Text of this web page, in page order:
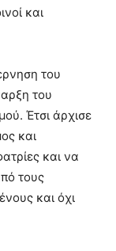
και
του
του
Έτσι άρχισε
και
και να
τους
και όχι